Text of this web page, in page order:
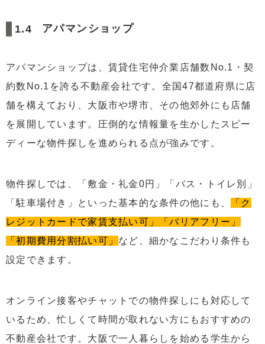
アパマンショップ
アパマンショップは、賃貸住宅仲介業店舗数No.1・契
約数No.1を誇る不動産会社です。全国47都道府県に店
舗を構えており、大阪市や堺市、その他郊外にも店舗
を展開しています。圧倒的な情報量を生かしたスピー
ディーな物件探しを進められる点が強みです。
物件探しでは、「敷金・礼金0円」「バス・トイレ別」
「駐車場付き」といった基本的な条件の他にも、
「ク
レジットカードで家賃支払い可」「バリアフリー」
「初期費用分割払い可」 など、細かなこだわり条件も
設定できます。
オンライン接客やチャットでの物件探しにも対応して
いるため、忙しくて時間が取れない方にもおすすめの
不動産会社です。大阪で一人暮らしを始める学生から